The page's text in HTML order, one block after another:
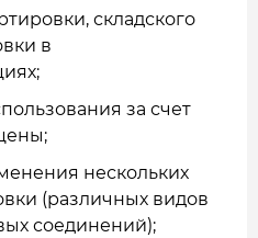
складского
в
за счет
нескольких
(различных видов
соединений);